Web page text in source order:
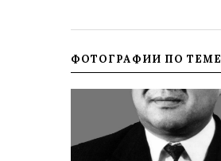
ФОТОГРАФИИ ПО ТЕМЕ